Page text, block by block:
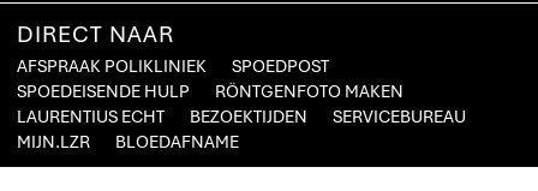
DIRECT NAAR
AFSPRAAK POLIKLINIEK
SPOEDPOST
SPOEDEISENDE HULP
RÖNTGENFOTO MAKEN
LAURENTIUS ECHT
BEZOEKTIJDEN
SERVICEBUREAU
MIJN.LZR
BLOEDAFNAME